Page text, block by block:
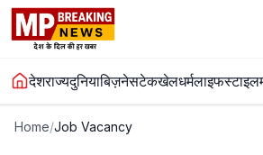
देशराज्यदुनियाबिज़नेसटेकखेलधर्मलाइफस्टाइल
Home/Job Vacancy